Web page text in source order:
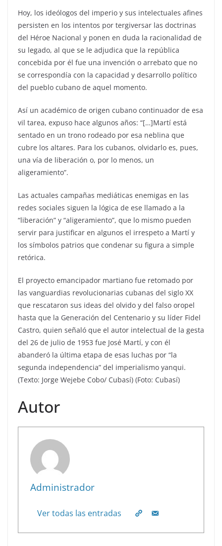
Hoy, los ideólogos del imperio y sus intelectuales afines
persisten en los intentos por tergiversar las doctrinas
del Héroe Nacional y ponen en duda la racionalidad de
su legado, al que se le adjudica que la república
concebida por él fue una invención o arrebato que no
se correspondía con la capacidad y desarrollo político
del pueblo cubano de aquel momento.
Así un académico de origen cubano continuador de esa
vil tarea, expuso hace algunos años: “[…]Martí está
sentado en un trono rodeado por esa neblina que
cubre los altares. Para los cubanos, olvidarlo es, pues,
una vía de liberación o, por lo menos, un
aligeramiento”.
Las actuales campañas mediáticas enemigas en las
redes sociales siguen la lógica de ese llamado a la
“liberación” y “aligeramiento”, que lo mismo pueden
servir para justificar en algunos el irrespeto a Martí y
los símbolos patrios que condenar su figura a simple
retórica.
El proyecto emancipador martiano fue retomado por
las vanguardias revolucionarias cubanas del siglo XX
que rescataron sus ideas del olvido y del falso oropel
hasta que la Generación del Centenario y su líder Fidel
Castro, quien señaló que el autor intelectual de la gesta
del 26 de julio de 1953 fue José Martí, y con él
abanderó la última etapa de esas luchas por “la
segunda independencia” del imperialismo yanqui.
(Texto: Jorge Wejebe Cobo/ Cubasí) (Foto: Cubasí)
Autor
Administrador
Ver todas las entradas